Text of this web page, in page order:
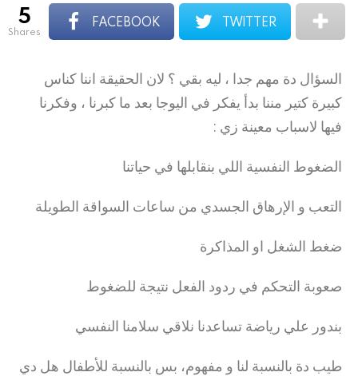
5
shares
FACEBOOK TWITTER
السؤال دة مهم جدا ، ليه بقي ؟ لان الحقيقة اننا كناس
كبيرة كتير مننا بدأ يفكر في اليوجا بعد ما كبرنا ، وفكرنا
فيها لاسباب معينة زي :
الضغوط النفسية اللي بنقابلها في حياتنا
التعب و الإرهاق الجسدي من ساعات السواقة الطويلة
ضغط الشغل او المذاكرة
صعوبة التحكم في ردود الفعل نتيجة للضغوط
بندور علي رياضة تساعدنا نلاقي سلامنا النفسي
طيب دة بالنسبة لنا و مفهوم، بس بالنسبة للأطفال هل دي